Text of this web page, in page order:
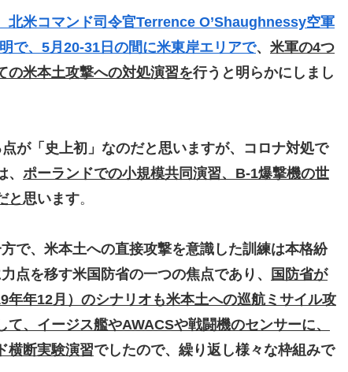
北米コマンド司令官Terrence O’Shaughnessy空軍
で、5月20-31日の間に米東岸エリアで、 米軍の4つ
の米本土攻撃への対処演習を行うと明らかにしまし
が「史上初」なのだと思いますが、 コロナ対処で
、 ポーランドでの小規模共同演習、B-1爆撃機の世
と思います。
方で、米本土への直接攻撃を意識した訓練は本格紛
点を移す米国防省の一つの焦点であり 、
国防省が
年12月）のシナリオも米本土への巡航ミサイル攻
、イージス艦やAWACSや戦闘機のセンサーに、
横断実験演習でしたので、繰り返し様々な枠組みで